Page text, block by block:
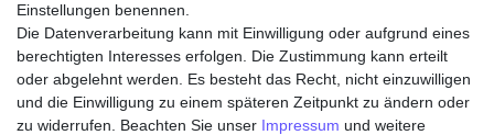
Einstellungen benennen.
Die Datenverarbeitung kann mit Einwilligung oder aufgrund eines
berechtigten Interesses erfolgen. Die Zustimmung kann erteilt
oder abgelehnt werden. Es besteht das Recht, nicht einzuwilligen
und die Einwilligung zu einem späteren Zeitpunkt zu ändern oder
zu widerrufen. Beachten Sie unser Impressum und weitere
Zahlungsarten